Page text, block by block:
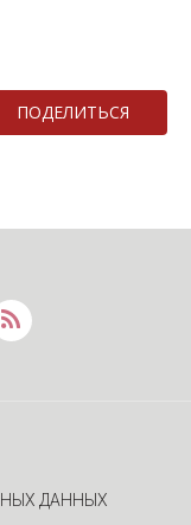
ПОДЕЛИТЬСЯ
ДАННЫХ